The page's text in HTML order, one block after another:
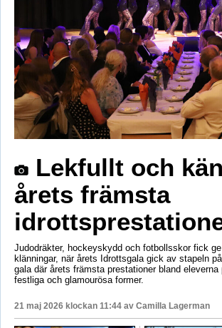
Lekfullt och
årets främsta
Judodräkter, hockeyskydd och fotbollsskor fick
klänningar, när årets Idrottsgala gick av stapeln
gala där årets främsta prestationer bland
festliga och glamourösa former.
21 maj 2026 klockan 11:44 av Camilla Lagerman